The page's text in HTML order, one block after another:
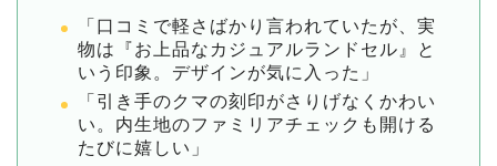
「口コミで軽さばかり言われていたが、実
物は『お上品なカジュアルランドセル』と
いう印象。デザインが気に入った」
「引き手のクマの刻印がさりげなくかわい
い。内生地のファミリアチェックも開ける
たびに嬉しい」